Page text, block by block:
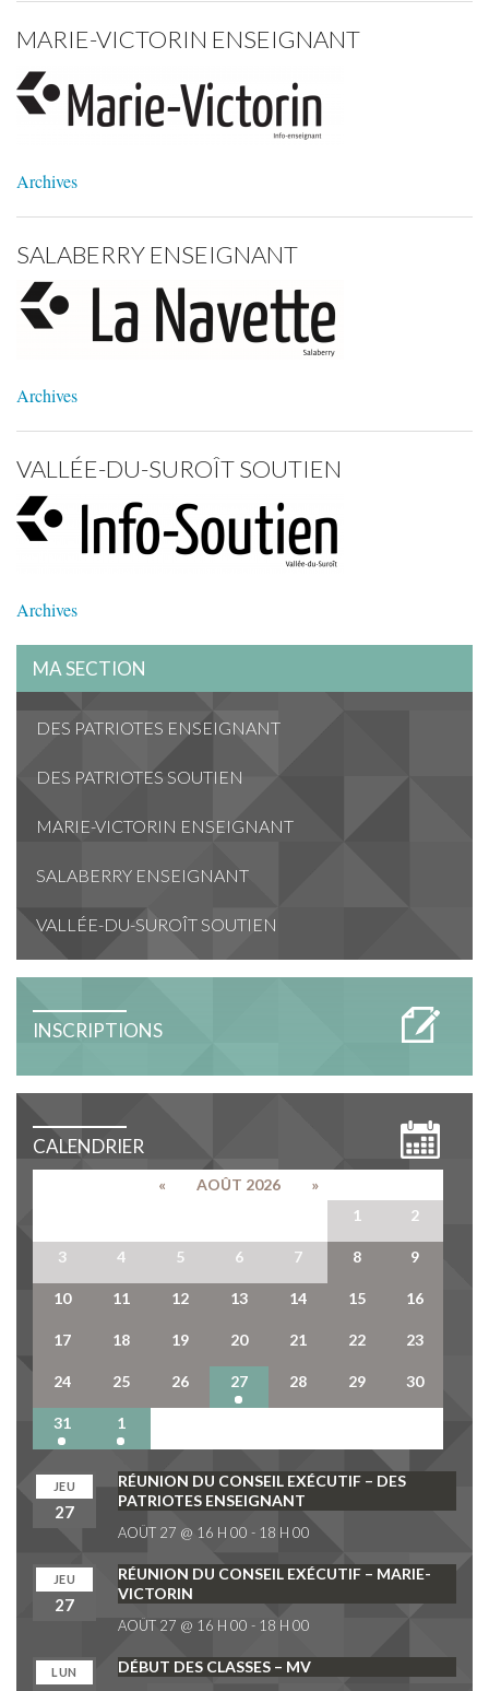
MARIE-VICTORIN ENSEIGNANT
Archives
SALABERRY ENSEIGNANT
Archives
VALLÉE-DU-SUROÎT SOUTIEN
Archives
MA SECTION
DES PATRIOTES ENSEIGNANT
DES PATRIOTES SOUTIEN
MARIE-VICTORIN ENSEIGNANT
SALABERRY ENSEIGNANT
VALLÉE-DU-SUROÎT SOUTIEN
INSCRIPTIONS
CALENDRIER
« AOÛT 2026
»
1 2
3 4 5 6 7 8 9
10 11 12 13 14 15 16
17 18 19 20 21 22 23
24 25 26 27 28 29 30
31 1
JEU
27
RÉUNION DU CONSEIL EXÉCUTIF – DES
PATRIOTES ENSEIGNANT
AOÛT 27 @ 16 H 00 - 18 H 00
JEU
27
RÉUNION DU CONSEIL EXÉCUTIF – MARIE-
VICTORIN
AOÛT 27 @ 16 H 00 - 18 H 00
LUN DÉBUT DES CLASSES – MV